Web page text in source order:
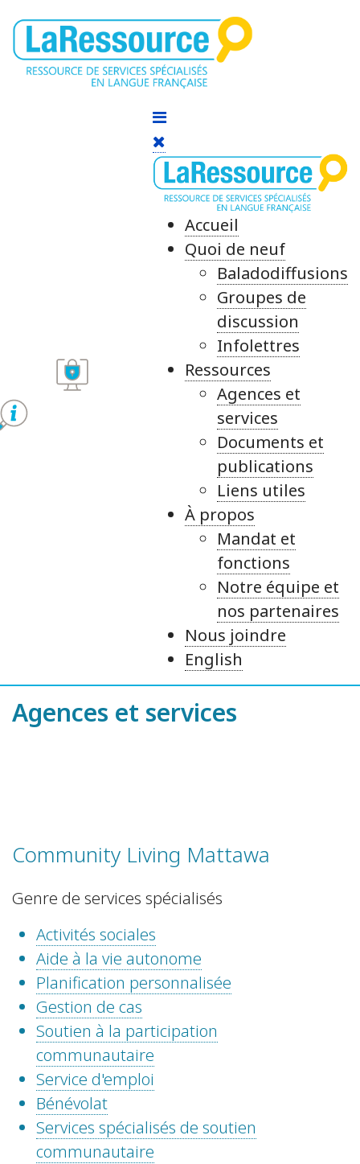
Accueil
Quoi de neuf
Baladodiffusions
Groupes de
discussion
Infolettres
Ressources
Agences et
services
Documents et
publications
Liens utiles
À propos
Mandat et
fonctions
Notre équipe et
nos partenaires
Nous joindre
English
Agences et services
Community Living Mattawa
Genre de services spécialisés
Activités sociales
Aide à la vie autonome
Planification personnalisée
Gestion de cas
Soutien à la participation
communautaire
Service d'emploi
Bénévolat
Services spécialisés de soutien
communautaire